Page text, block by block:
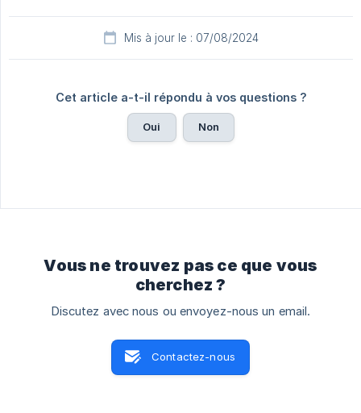
Mis à jour le : 07/08/2024
Cet article a-t-il répondu à vos questions ?
Oui Non
Vous ne trouvez pas ce que vous
cherchez ?
Discutez avec nous ou envoyez-nous un email.
Contactez-nous